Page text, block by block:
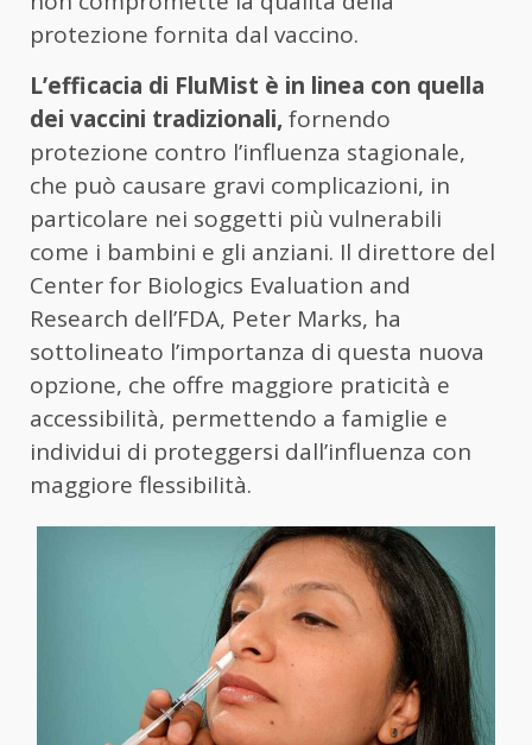
protezione fornita dal vaccino.
L’efficacia di FluMist è in linea con quella
dei vaccini tradizionali,fornendo
protezione contro l’influenza stagionale,
che può causare gravi complicazioni, in
particolare nei soggetti più vulnerabili
come i bambini e gli anziani. Il direttore del
Center for Biologics Evaluation and
Research dell’FDA, Peter Marks, ha
sottolineato l’importanza di questa nuova
opzione, che offre maggiore praticità e
accessibilità, permettendo a famiglie e
individui di proteggersi dall’influenza con
maggiore flessibilità.